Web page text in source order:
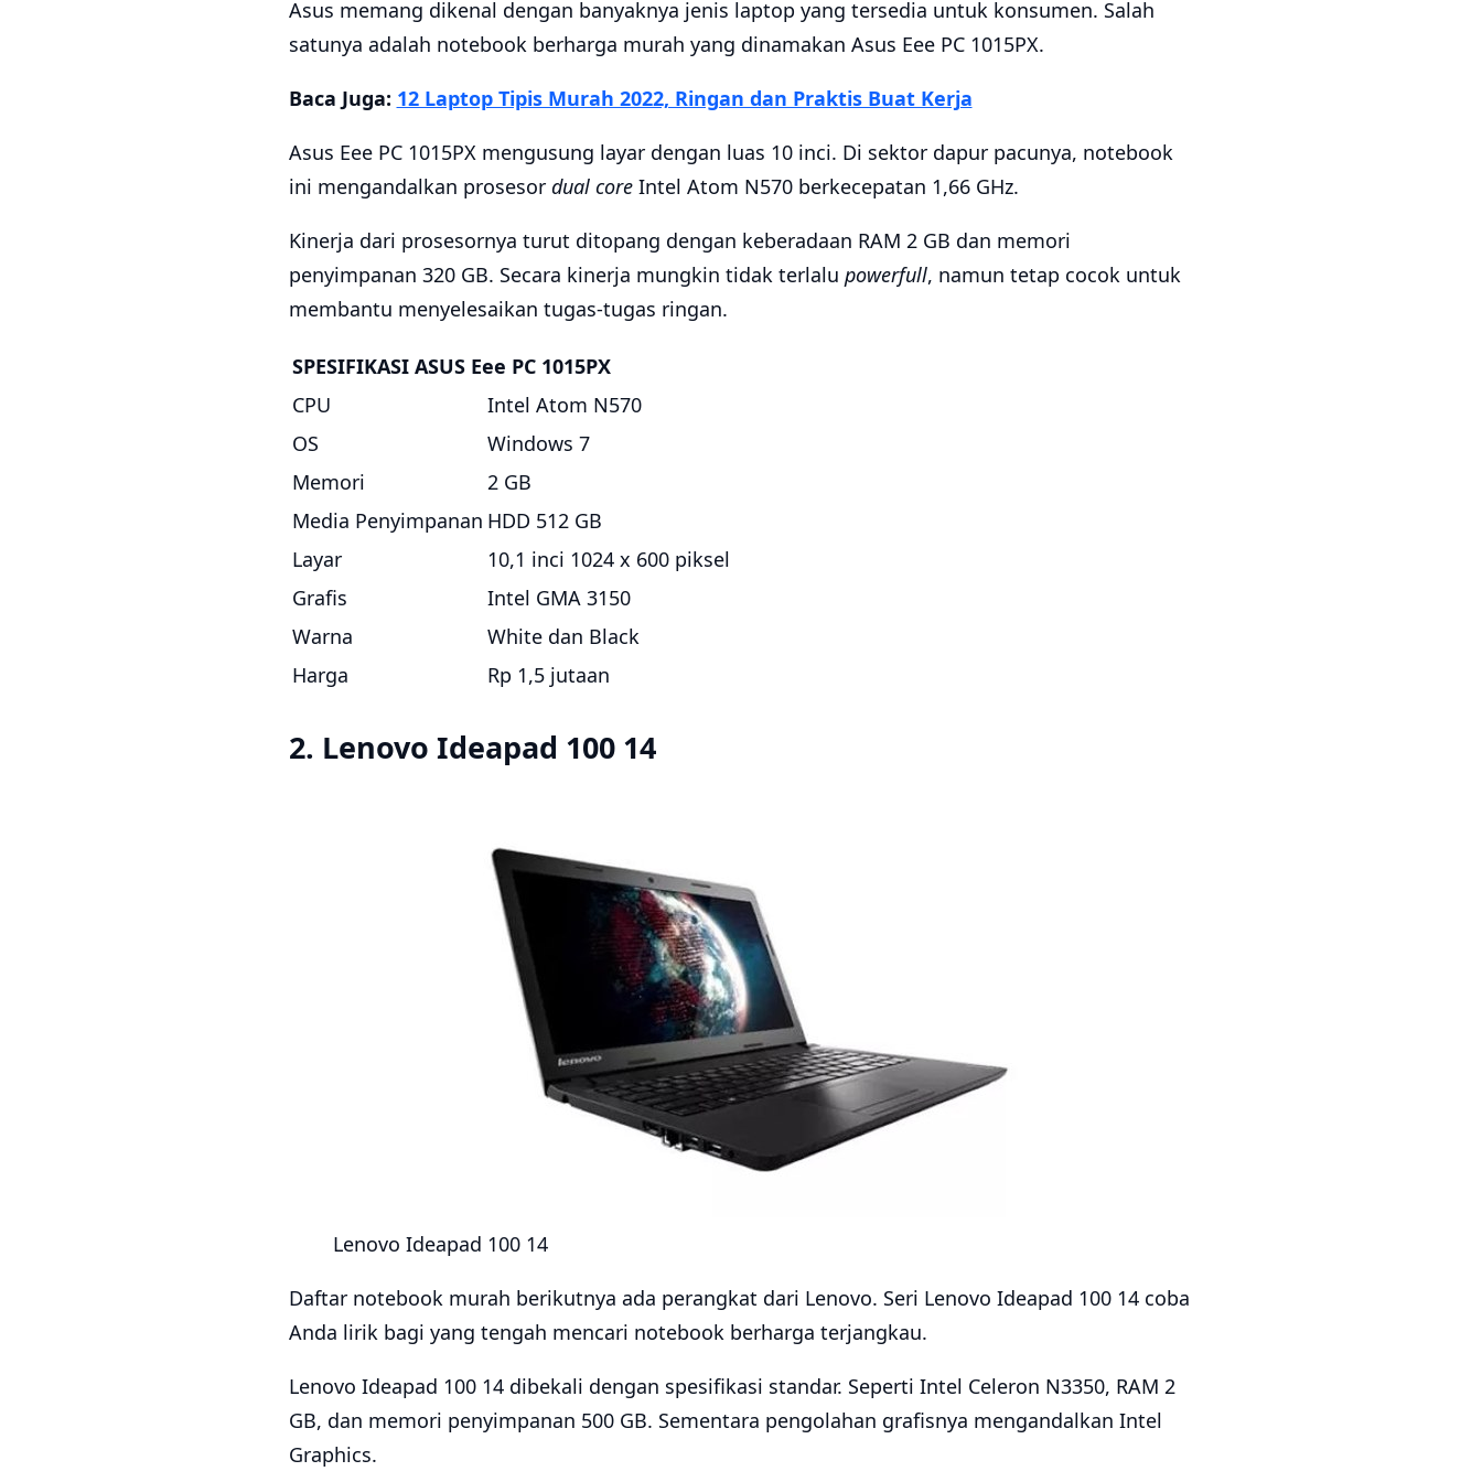
Asus memang dikenal dengan banyaknya jenis laptop yang tersedia untuk konsumen. Salah
satunya adalah notebook berharga murah yang dinamakan Asus Eee PC 1015PX.
Baca Juga: 12 Laptop Tipis Murah 2022, Ringan dan Praktis Buat Kerja
Asus Eee PC 1015PX mengusung layar dengan luas 10 inci. Di sektor dapur pacunya, notebook
ini mengandalkan prosesor dual coreIntel Atom N570 berkecepatan 1,66 GHz.
Kinerja dari prosesornya turut ditopang dengan keberadaan RAM 2 GB dan memori
penyimpanan 320 GB. Secara kinerja mungkin tidak terlalu powerfull, namun tetap cocok untuk
membantu menyelesaikan tugas-tugas ringan.
SPESIFIKASI ASUS Eee PC 1015PX
CPU
Intel Atom N570
OS
Windows 7
Memori
2 GB
Media Penyimpanan HDD 512 GB
Layar
10,1 inci 1024 x 600 piksel
Grafis
Intel GMA 3150
Warna
White dan Black
Harga
Rp 1,5 jutaan
2. Lenovo Ideapad 100 14
Lenovo Ideapad 100 14
Daftar notebook murah berikutnya ada perangkat dari Lenovo. Seri Lenovo Ideapad 100 14 coba
Anda lirik bagi yang tengah mencari notebook berharga terjangkau.
Lenovo Ideapad 100 14 dibekali dengan spesifikasi standar. Seperti Intel Celeron N3350, RAM 2
GB, dan memori penyimpanan 500 GB. Sementara pengolahan grafisnya mengandalkan Intel
Graphics.